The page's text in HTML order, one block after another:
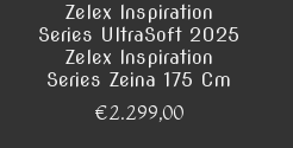
Zelex Inspiration
Series UltraSoft 2025
Zelex Inspiration
Series Zeina 175 Cm
€2.299,00